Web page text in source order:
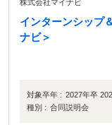
株式会社マイナビ
インターンシップ
ナビ＞
対象卒年 : 2027年卒
種別 : 合同説明会